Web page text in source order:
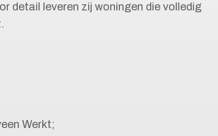
detail leveren zij woningen die volledig
Werkt;